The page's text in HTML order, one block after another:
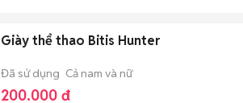
Giày thể thao Bitis Hunter
Đã sử dụng Cả nam và nữ
200.000 đ